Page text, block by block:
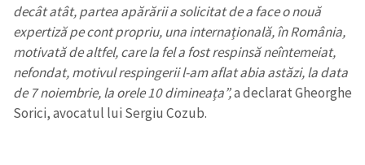
decât atât, partea apărării a solicitat de a face o nouă
expertiză pe cont propriu, una internațională, în România,
motivată de altfel, care la fel a fost respinsă neîntemeiat,
nefondat, motivul respingerii l-am aflat abia astăzi, la data
de 7 noiembrie, la orele 10 dimineața”,a declarat Gheorghe
Sorici, avocatul lui Sergiu Cozub.